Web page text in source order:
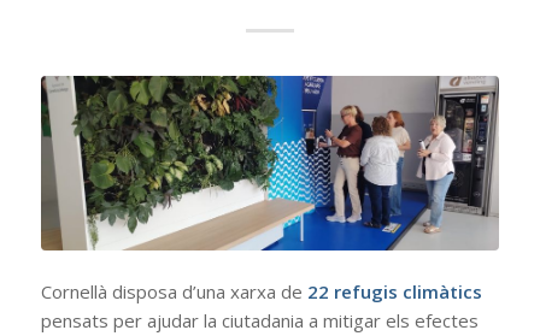
Cornellà disposa d’una xarxa de 22 refugis climàtics
pensats per ajudar la ciutadania a mitigar els efectes